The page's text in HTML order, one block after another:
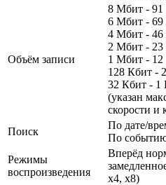
Объём записи
8 Мбит - 91
6 Мбит - 69
4 Мбит - 46
2 Мбит - 23
1 Мбит - 12
128 Кбит -
32 Кбит - 1
(указан
скорости и
Поиск
По дате/
По
Режимы
воспроизведения
Вперёд
х4, x8)